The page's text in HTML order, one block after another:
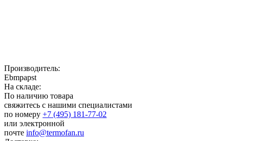
Производитель:
Ebmpapst
На складе:
По наличию товара
свяжитесь с нашими специалистами
по номеру +7 (495) 181-77-02
или электронной
почте info@termofan.ru